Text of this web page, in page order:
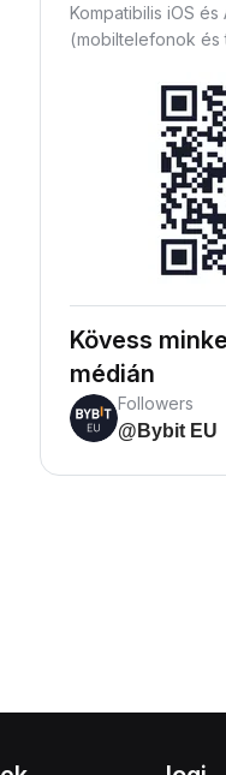
Kompatibilis iOS
(mobiltelefonok és
Kövess
médián
Followers
@Bybit EU